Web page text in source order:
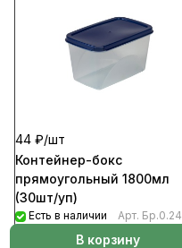
44 ₽/шт
Контейнер-бокс
прямоугольный 1800мл
(30шт/уп)
Есть в наличии Арт. Бр.0.24
В корзину